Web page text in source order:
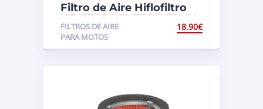
Filtro de Aire Hiflofiltro
HFA1708 XRV750 AFRICA
TWIN (RD07)
FILTROS DE AIRE
PARA MOTOS
18.90€